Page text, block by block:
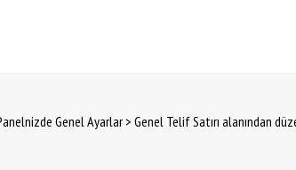
Genel Ayarlar > Genel Telif Satırı alanından